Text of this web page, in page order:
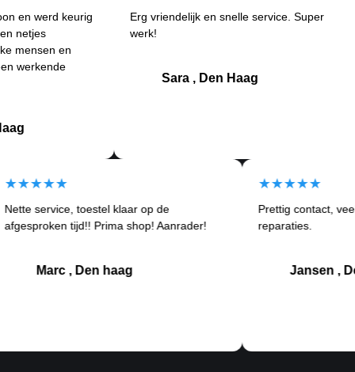
keurig
en
Erg vriendelijk en snelle service. Super
Sara , Den Haag
★★★★★
Nette service, toestel klaar op de
afgesproken tijd!! Prima shop! Aanrader!
Marc , Den haag
Prettig